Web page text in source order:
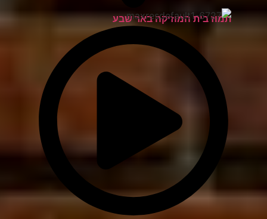
תמוז בית המוזיקה באר שבע